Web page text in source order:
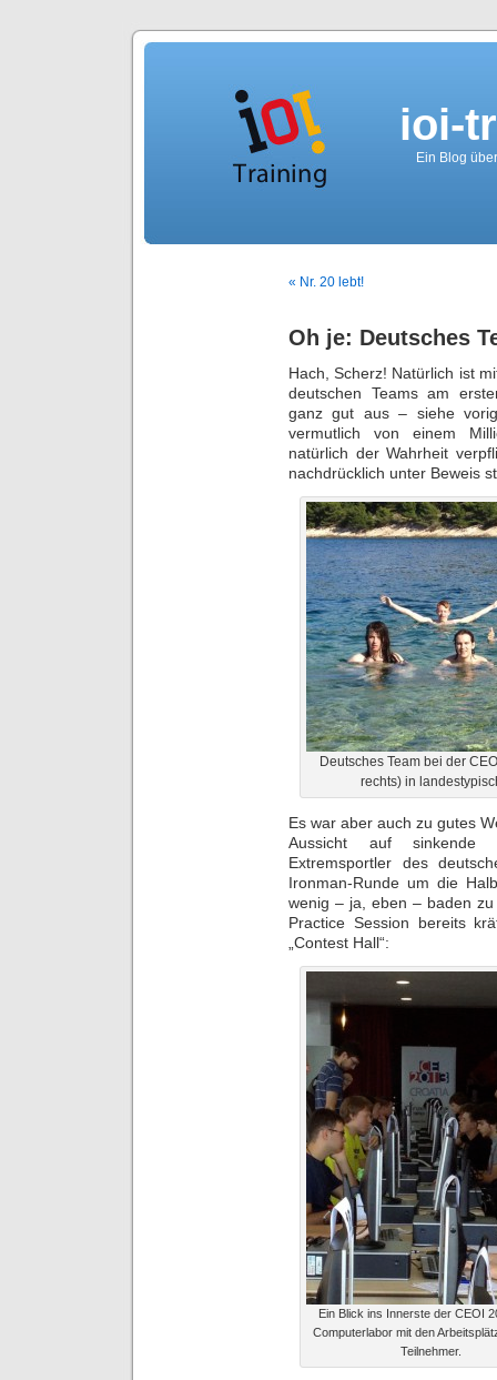
ioi-
Ein Blog
« Nr. 20 lebt!
Oh je: Deutsches
Hach, Scherz! Natürlich ist
deutschen Teams am
ganz gut aus – siehe
vermutlich von einem
natürlich der Wahrheit
nachdrücklich unter Beweis
Deutsches Team bei der
rechts) in
Es war aber auch zu gutes
Aussicht auf sinkende
Extremsportler des
Ironman-Runde um die
wenig – ja, eben – baden
Practice Session bereits
„Contest Hall“:
Ein Blick ins Innerste der CEOI
Computerlabor mit den
Teilnehmer.